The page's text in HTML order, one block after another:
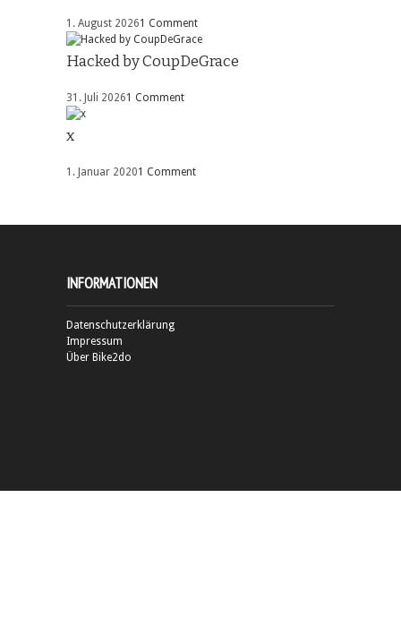
1. August 20261 Comment
Hacked by CoupDeGrace
31. Juli 20261 Comment
x
1. Januar 20201 Comment
INFORMATIONEN
Datenschutzerklärung
Impressum
Über Bike2do